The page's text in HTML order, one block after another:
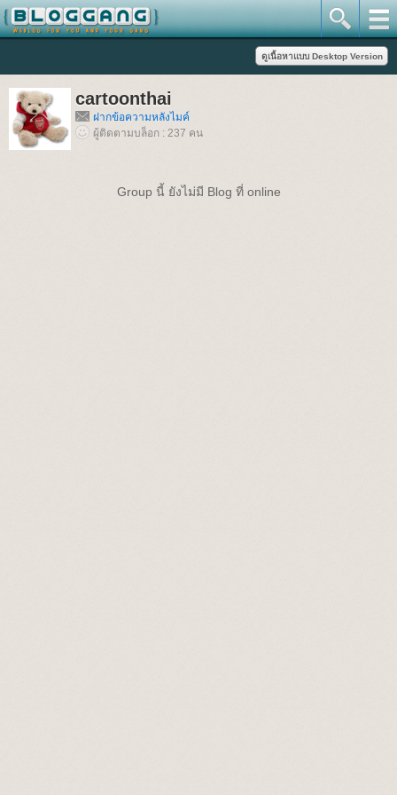
cartoonthai
ฝากข้อความหลังไมค์
ผู้ติดตามบล็อก : 237 คน
Group นี้ ยังไม่มี Blog ที่ online